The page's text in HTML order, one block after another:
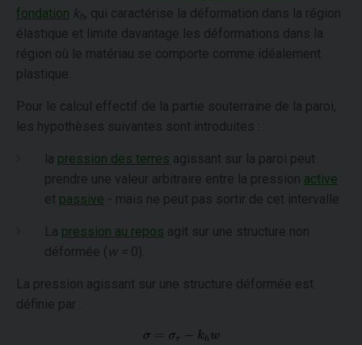
fondation kh , qui caractérise la déformation dans la région
élastique et limite davantage les déformations dans la
région où le matériau se comporte comme idéalement
plastique.
Pour le calcul effectif de la partie souterraine de la paroi,
les hypothèses suivantes sont introduites :
la pression des terres agissant sur la paroi peut
prendre une valeur arbitraire entre la pression active
et passive - mais ne peut pas sortir de cet intervalle
La pression au repos agit sur une structure non
déformée ( w = 0).
La pression agissant sur une structure déformée est
définie par :